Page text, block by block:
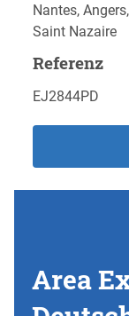
Nantes,
Saint Nazaire
Referenz
EJ2844PD
Area